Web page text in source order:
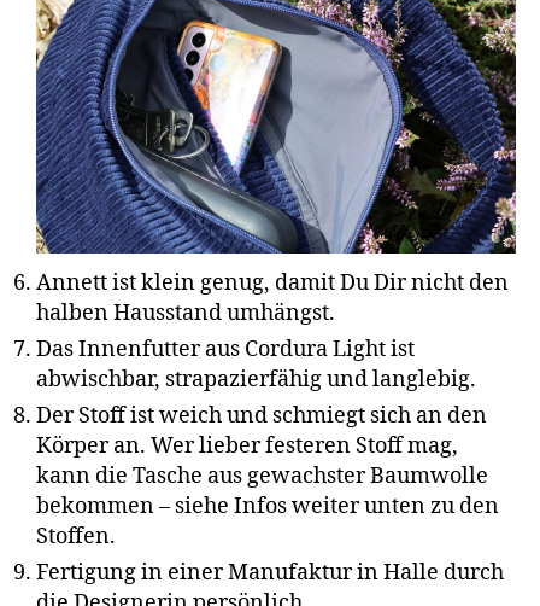
Annett ist klein genug, damit Du Dir nicht den
halben Hausstand umhängst.
Das Innenfutter aus Cordura Light ist
abwischbar, strapazierfähig und langlebig.
Der Stoff ist weich und schmiegt sich an den
Körper an. Wer lieber festeren Stoff mag,
kann die Tasche aus gewachster Baumwolle
bekommen – siehe Infos weiter unten zu den
Stoffen.
Fertigung in einer Manufaktur in Halle durch